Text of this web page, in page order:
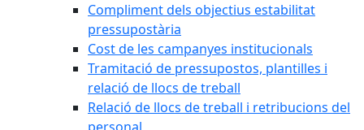
Compliment dels objectius estabilitat
pressupostària
Cost de les campanyes institucionals
Tramitació de pressupostos, plantilles i
relació de llocs de treball
Relació de llocs de treball i retribucions del